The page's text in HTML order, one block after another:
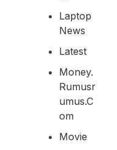
Laptop
News
Latest
Money.
Rumusr
Umus.c
Om
Movie